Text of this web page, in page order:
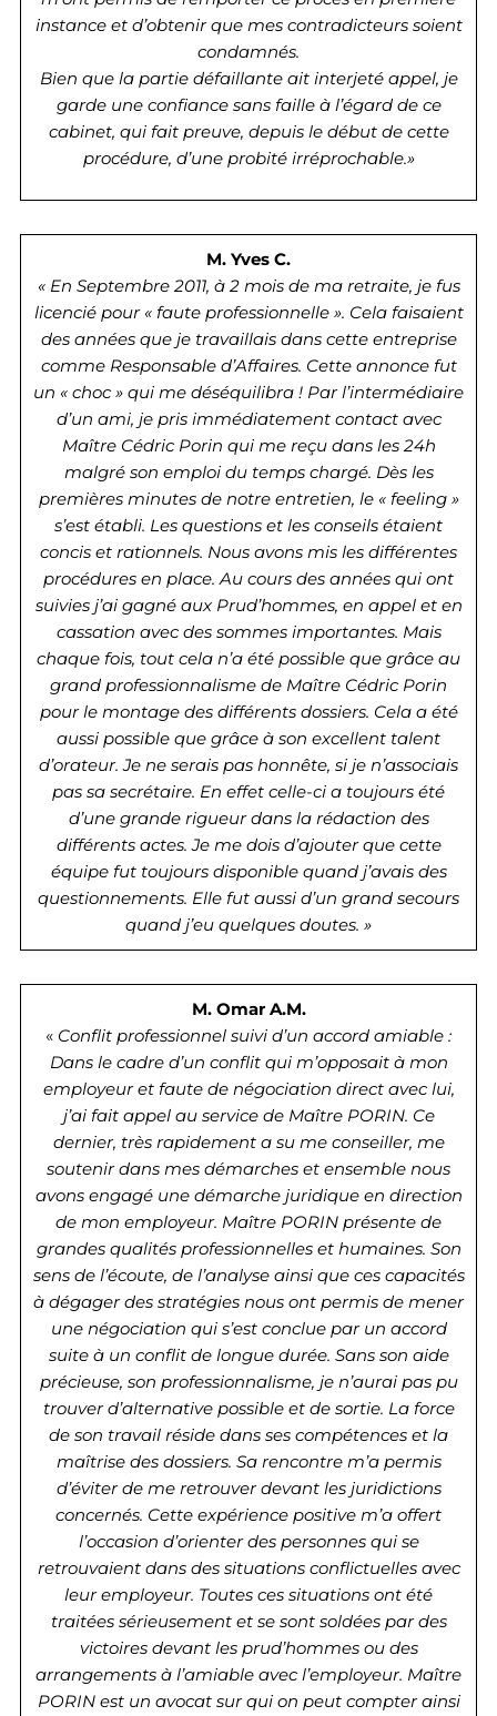
instance et d’obtenir que mes contradicteurs soient
condamnés.
Bien que la partie défaillante ait interjeté appel, je
garde une confiance sans faille à l’égard de ce
cabinet, qui fait preuve, depuis le début de cette
procédure, d’une probité irréprochable.»
M. Yves C.
« En Septembre 2011, à 2 mois de ma retraite, je fus
licencié pour « faute professionnelle ». Cela faisaient
des années que je travaillais dans cette entreprise
comme Responsable d’Affaires. Cette annonce fut
un « choc » qui me déséquilibra ! Par l’intermédiaire
d’un ami, je pris immédiatement contact avec
Maître Cédric Porin qui me reçu dans les 24h
malgré son emploi du temps chargé. Dès les
premières minutes de notre entretien, le « feeling »
s’est établi. Les questions et les conseils étaient
concis et rationnels. Nous avons mis les différentes
procédures en place. Au cours des années qui ont
suivies j’ai gagné aux Prud’hommes, en appel et en
cassation avec des sommes importantes. Mais
chaque fois, tout cela n’a été possible que grâce au
grand professionnalisme de Maître Cédric Porin
pour le montage des différents dossiers. Cela a été
aussi possible que grâce à son excellent talent
d’orateur. Je ne serais pas honnête, si je n’associais
pas sa secrétaire. En effet celle-ci a toujours été
d’une grande rigueur dans la rédaction des
différents actes. Je me dois d’ajouter que cette
équipe fut toujours disponible quand j’avais des
questionnements. Elle fut aussi d’un grand secours
quand j’eu quelques doutes. »
M. Omar A.M.
« Conflit professionnel suivi d’un accord amiable :
Dans le cadre d’un conflit qui m’opposait à mon
employeur et faute de négociation direct avec lui,
j’ai fait appel au service de Maître PORIN. Ce
dernier, très rapidement a su me conseiller, me
soutenir dans mes démarches et ensemble nous
avons engagé une démarche juridique en direction
de mon employeur. Maître PORIN présente de
grandes qualités professionnelles et humaines. Son
sens de l’écoute, de l’analyse ainsi que ces capacités
à dégager des stratégies nous ont permis de mener
une négociation qui s’est conclue par un accord
suite à un conflit de longue durée. Sans son aide
précieuse, son professionnalisme, je n’aurai pas pu
trouver d’alternative possible et de sortie. La force
de son travail réside dans ses compétences et la
maîtrise des dossiers. Sa rencontre m’a permis
d’éviter de me retrouver devant les juridictions
concernés. Cette expérience positive m’a offert
l’occasion d’orienter des personnes qui se
retrouvaient dans des situations conflictuelles avec
leur employeur. Toutes ces situations ont été
traitées sérieusement et se sont soldées par des
victoires devant les prud’hommes ou des
arrangements à l’amiable avec l’employeur. Maître
PORIN est un avocat sur qui on peut compter ainsi